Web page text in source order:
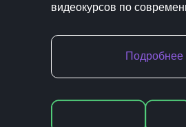
видеокурсов по
Подробнее